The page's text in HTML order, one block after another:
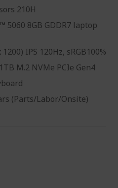
210H
5060 8GB GDDR7 laptop
IPS 120Hz, sRGB100%
M.2 NVMe PCIe Gen4
(Parts/Labor/Onsite)